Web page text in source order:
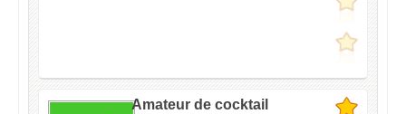
Amateur de cocktail